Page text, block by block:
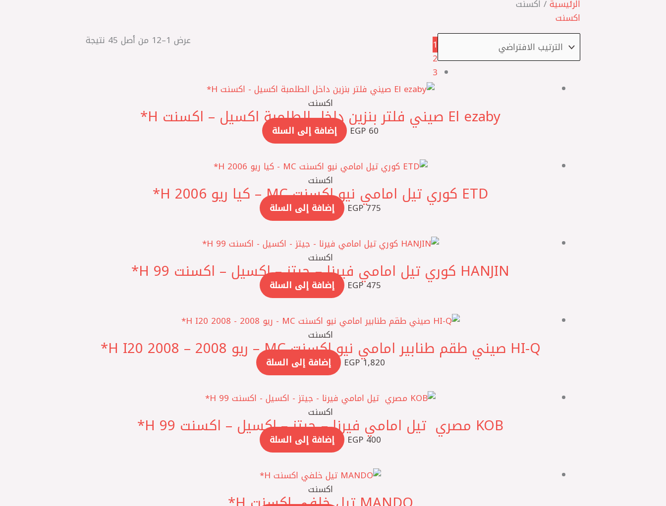
الرئيسية/ اكسنت
اكسنت
عرض 1–12 من أصل 45 نتيجة
اكسنت
El ezaby صيني فلتر بنزين داخل الطلمبة اكسيل – اكسنت H*
EGP 60 إضافة إلى السلة
اكسنت
EGP775 إضافة إلى السلة
اكسنت
EGP475 إضافة إلى السلة
اكسنت
HI-Q صيني طقم طنابير امامي نيو اكسنت MC – ريو 2008 – I20 2008 ‏H*
EGP1,820 إضافة إلى السلة
اكسنت
EGP 400 إضافة إلى السلة
اكسنت
1
2
3